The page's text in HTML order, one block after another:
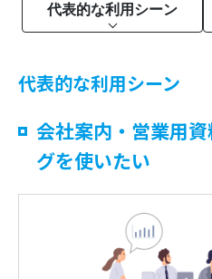
代表的な利用シーン
代表的な利用シーン
会社案内・営業用
グを使いたい